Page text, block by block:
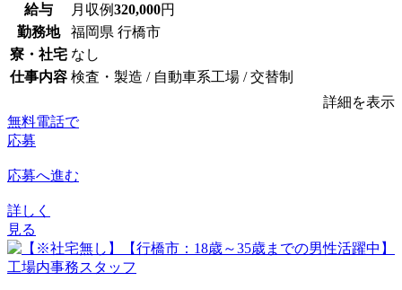
給与 月収例320,000円
勤務地
福岡県 行橋市
寮・社宅 なし
仕事内容 検査・製造 / 自動車系工場 / 交替制
詳細を表示
無料電話で
応募
応募へ進む
詳しく
見る